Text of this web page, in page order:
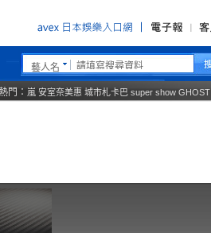
藝人名
門： 嵐 安室奈美惠 城市札卡巴 super show GHOST